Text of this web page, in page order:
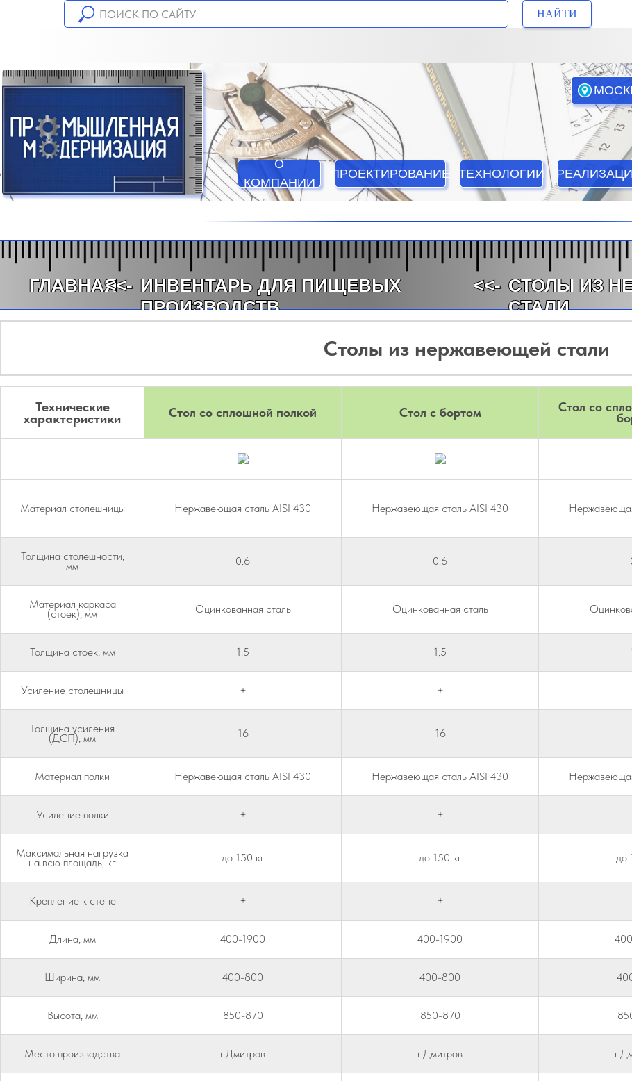
НАЙТИ
ТЕХНОЛОГИИ
ПРОЕКТИРОВАНИЕ
О
КОМПАНИИ
ГЛАВНАЯ
ИНВЕНТАРЬ ДЛЯ ПИЩЕВЫХ
ПРОИЗВОДСТВ
СТОЛЫ ИЗ
СТАЛИ
<<- <<-
Столы из нержавеющей стали
Технические
характеристики Стол со сплошной полкой Стол с бортом Стол со
Материал столешницы Нержавеющая сталь AISI 430 Нержавеющая сталь AISI 430
Толщина столешности,
мм 0.6 0.6
Материал каркаса
(стоек), мм Оцинкованная сталь Оцинкованная сталь
Толщина стоек, мм 1.5 1.5
Усиление столешницы + +
Толщина усиления
(ДСП), мм 16 16
Материал полки Нержавеющая сталь AISI 430 Нержавеющая сталь AISI 430
Усиление полки + +
Максимальная нагрузка
на всю площадь, кг до 150 кг до 150 кг до
Крепление к стене + +
Длина, мм 400-1900 400-1900
Ширина, мм 400-800 400-800
Высота, мм 850-870 850-870
Место производства г.Дмитров г.Дмитров